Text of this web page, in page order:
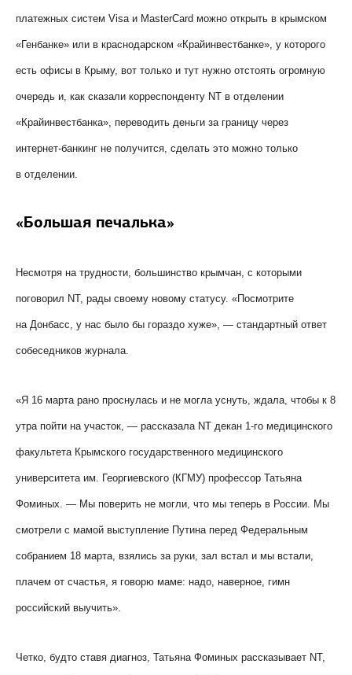
платежных систем Visa и MasterCard можно открыть в крымском
«Генбанке» или в краснодарском «Крайинвестбанке», у которого
есть офисы в Крыму, вот только и тут нужно отстоять огромную
очередь и, как сказали корреспонденту NT в отделении
«Крайинвестбанка», переводить деньги за границу через
интернет-банкинг не получится, сделать это можно только
в отделении.
«Большая печалька»
Несмотря на трудности, большинство крымчан, с которыми
поговорил NT, рады своему новому статусу. «Посмотрите
на Донбасс, у нас было бы гораздо хуже», — стандартный ответ
собеседников журнала.
«Я 16 марта рано проснулась и не могла уснуть, ждала, чтобы к 8
утра пойти на участок, — рассказала NT декан 1-го медицинского
факультета Крымского государственного медицинского
университета им. Георгиевского (КГМУ) профессор Татьяна
Фоминых. — Мы поверить не могли, что мы теперь в России. Мы
смотрели с мамой выступление Путина перед Федеральным
собранием 18 марта, взялись за руки, зал встал и мы встали,
плачем от счастья, я говорю маме: надо, наверное, гимн
российский выучить».
Четко, будто ставя диагноз, Татьяна Фоминых рассказывает NT,